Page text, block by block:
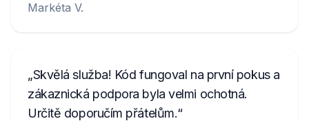
Markéta V.
Skvělá služba! Kód fungoval na první pokus a
zákaznická podpora byla velmi ochotná.
Určitě doporučím přátelům.